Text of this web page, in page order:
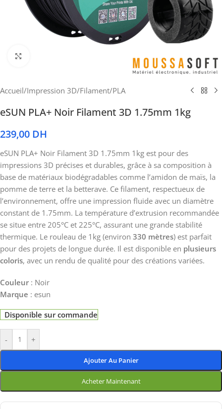
Accueil/Impression 3D/Filament/PLA
eSUN PLA+ Noir Filament 3D 1.75mm 1kg
239,00 DH
eSUN PLA+ Noir Filament 3D 1.75mm 1kg est pour des
impressions 3D précises et durables, grâce à sa composition à
base de matériaux biodégradables comme l’amidon de maïs, la
pomme de terre et la betterave. Ce filament, respectueux de
l’environnement, offre une impression fluide avec un diamètre
constant de 1.75mm. La température d’extrusion recommandée
se situe entre 205°C et 225°C, assurant une grande stabilité
thermique. Le rouleau de 1kg (environ 330 mètres) est parfait
pour des projets de longue durée. Il est disponible en plusieurs
coloris, avec un rendu de qualité pour des créations variées.
Couleur : Noir
Marque : esun
Disponible sur commande
- +
Ajouter Au Panier
Acheter Maintenant